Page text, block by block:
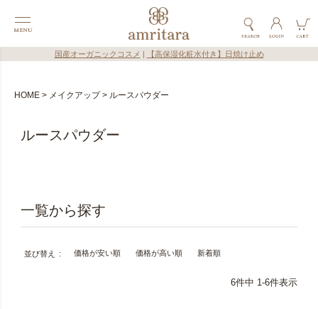
国産オーガニックコスメ 【高保湿化粧水付き】日焼け止め
HOME メイクアップ ルースパウダー
ルースパウダー
並び替え 価格が安い順 価格が高い順 新着順
6件中 1-6件表示